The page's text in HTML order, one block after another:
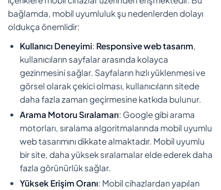
bağlamda, mobil uyumluluk şu nedenlerden dolayı
oldukça önemlidir:
Kullanıcı Deneyimi: Responsive web tasarım,
kullanıcıların sayfalar arasında kolayca
gezinmesini sağlar. Sayfaların hızlı yüklenmesi ve
görsel olarak çekici olması, kullanıcıların sitede
daha fazla zaman geçirmesine katkıda bulunur.
Arama Motoru Sıralamarı: Google gibi arama
motorları, sıralama algoritmalarında mobil uyumlu
web tasarımını dikkate almaktadır. Mobil uyumlu
bir site, daha yüksek sıralamalar elde ederek daha
fazla görünürlük sağlar.
Yüksek Erişim Oranı: Mobil cihazlardan yapılan